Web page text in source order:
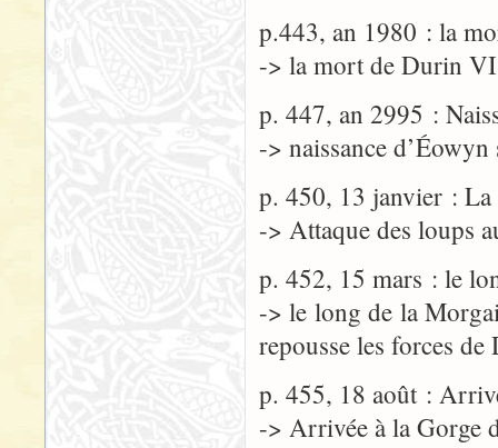
p.443, an 1980 : la
-> la mort de Durin VI
p. 447, an 2995 :
-> naissance
p. 450, 13 janvier : La
-> Attaque des loups
p. 452, 15 mars : le
-> le long de la
repousse les forces
p. 455, 18 août :
-> Arrivée à la Gorge